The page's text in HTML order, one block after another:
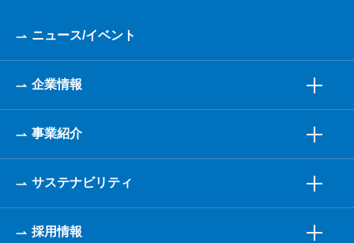
ニュース/イベント
企業情報
事業紹介
サステナビリティ
採用情報